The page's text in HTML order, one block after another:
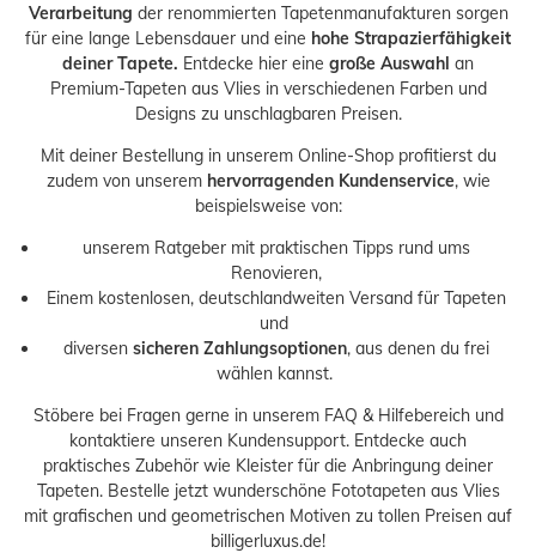
Verarbeitung der renommierten Tapetenmanufakturen sorgen
für eine lange Lebensdauer und eine hohe Strapazierfähigkeit
deiner Tapete. Entdecke hier eine große Auswahl an
Premium-Tapeten aus Vlies in verschiedenen Farben und
Designs zu unschlagbaren Preisen.
Mit deiner Bestellung in unserem Online-Shop profitierst du
zudem von unserem hervorragenden Kundenservice, wie
beispielsweise von:
unserem Ratgeber mit praktischen Tipps rund ums
Renovieren,
Einem kostenlosen, deutschlandweiten Versand für Tapeten
und
diversen sicheren Zahlungsoptionen, aus denen du frei
wählen kannst.
Stöbere bei Fragen gerne in unserem FAQ & Hilfebereichund
kontaktiere unseren Kundensupport. Entdecke auch
praktisches Zubehör wie Kleister für die Anbringung deiner
Tapeten. Bestelle jetzt wunderschöne Fototapeten aus Vlies
mit grafischen und geometrischen Motiven zu tollen Preisen auf
billigerluxus.de!